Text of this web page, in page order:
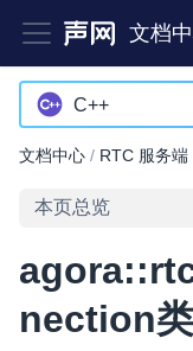
文档
产品
突破传统文字交
C++
C++
Java
文档中心 / RTC 服务端
本页总览
nection